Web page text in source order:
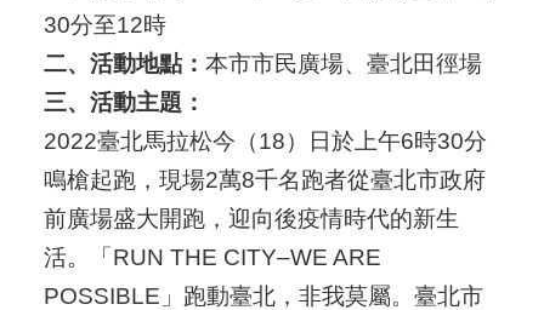
30分至12時
二、活動地點： 本市市民廣場、臺北田徑場
三、活動主題：
2022臺北馬拉松今（18）日於上午6時30分
鳴槍起跑，現場2萬8千名跑者從臺北市政府
前廣場盛大開跑，迎向後疫情時代的新生
活。「RUN THE CITY–WE ARE
POSSIBLE」跑動臺北，非我莫屬。臺北市